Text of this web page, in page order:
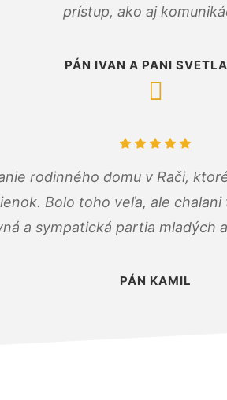
prístup, ako aj
PÁN IVAN A PANI
rodinného domu v Rači,
Bolo toho veľa, ale
a sympatická partia mladých
PÁN KAMIL